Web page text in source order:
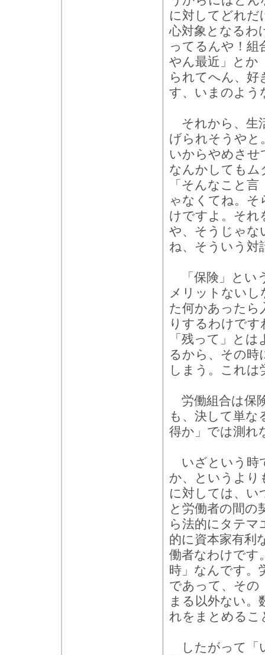
に対してどれだ
心対象となるわ
ってるんや！
やん最近」とか
られてへん、
す、いまのよう
それから、生
げられそうやと
いからやめさせ
なんかしてもム
「そんなこと
ゃなくてね。
けですよ。それ
や、そうじゃな
ね、そういう対
「保険」とい
メリットない
た何かあったら
りするわけです
「残って」と
るから、その時
しまう。これは
労働組合は保
も、決して単
得か」では測れ
いざという時
か、というより
に対しては、い
と労働者の間の
ら法的にタテマ
的に資本家有利
働者なわけです
時」なんです。
であって、その
まる以外ない
れをまとめるこ
したがって「